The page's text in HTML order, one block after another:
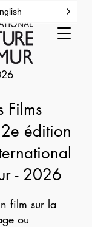
Films
édition
- 2026
film sur la
ou